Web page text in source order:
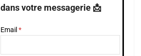
dans votre messagerie 📩
Email